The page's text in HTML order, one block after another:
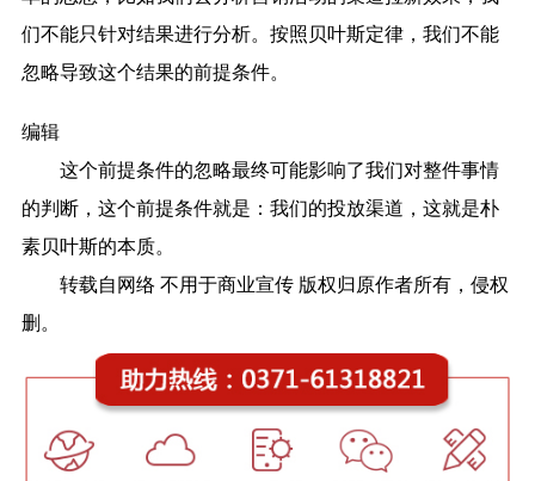
们不能只针对结果进行分析。按照贝叶斯定律，我们不能
忽略导致这个结果的前提条件。
编辑
这个前提条件的忽略最终可能影响了我们对整件事情
的判断，这个前提条件就是：我们的投放渠道，这就是朴
素贝叶斯的本质。
转载自网络 不用于商业宣传 版权归原作者所有，侵权
删。